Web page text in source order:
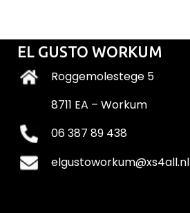
EL GUSTO WORKUM
Roggemolestege 5
8711 EA – Workum
06 387 89 438
elgustoworkum@xs4all.nl